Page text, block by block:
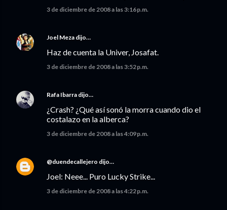
3 de diciembre de 2008 a las 3:16 p.m.
Joel Meza dijo…
Haz de cuenta la Univer, Josafat.
3 de diciembre de 2008 a las 3:52 p.m.
Rafa Ibarra dijo…
¿Crash? ¿Qué así sonó la morra cuando dio el
costalazo en la alberca?
3 de diciembre de 2008 a las 4:09 p.m.
@duendecallejero dijo…
Joel: Neee... Puro Lucky Strike...
3 de diciembre de 2008 a las 4:22 p.m.